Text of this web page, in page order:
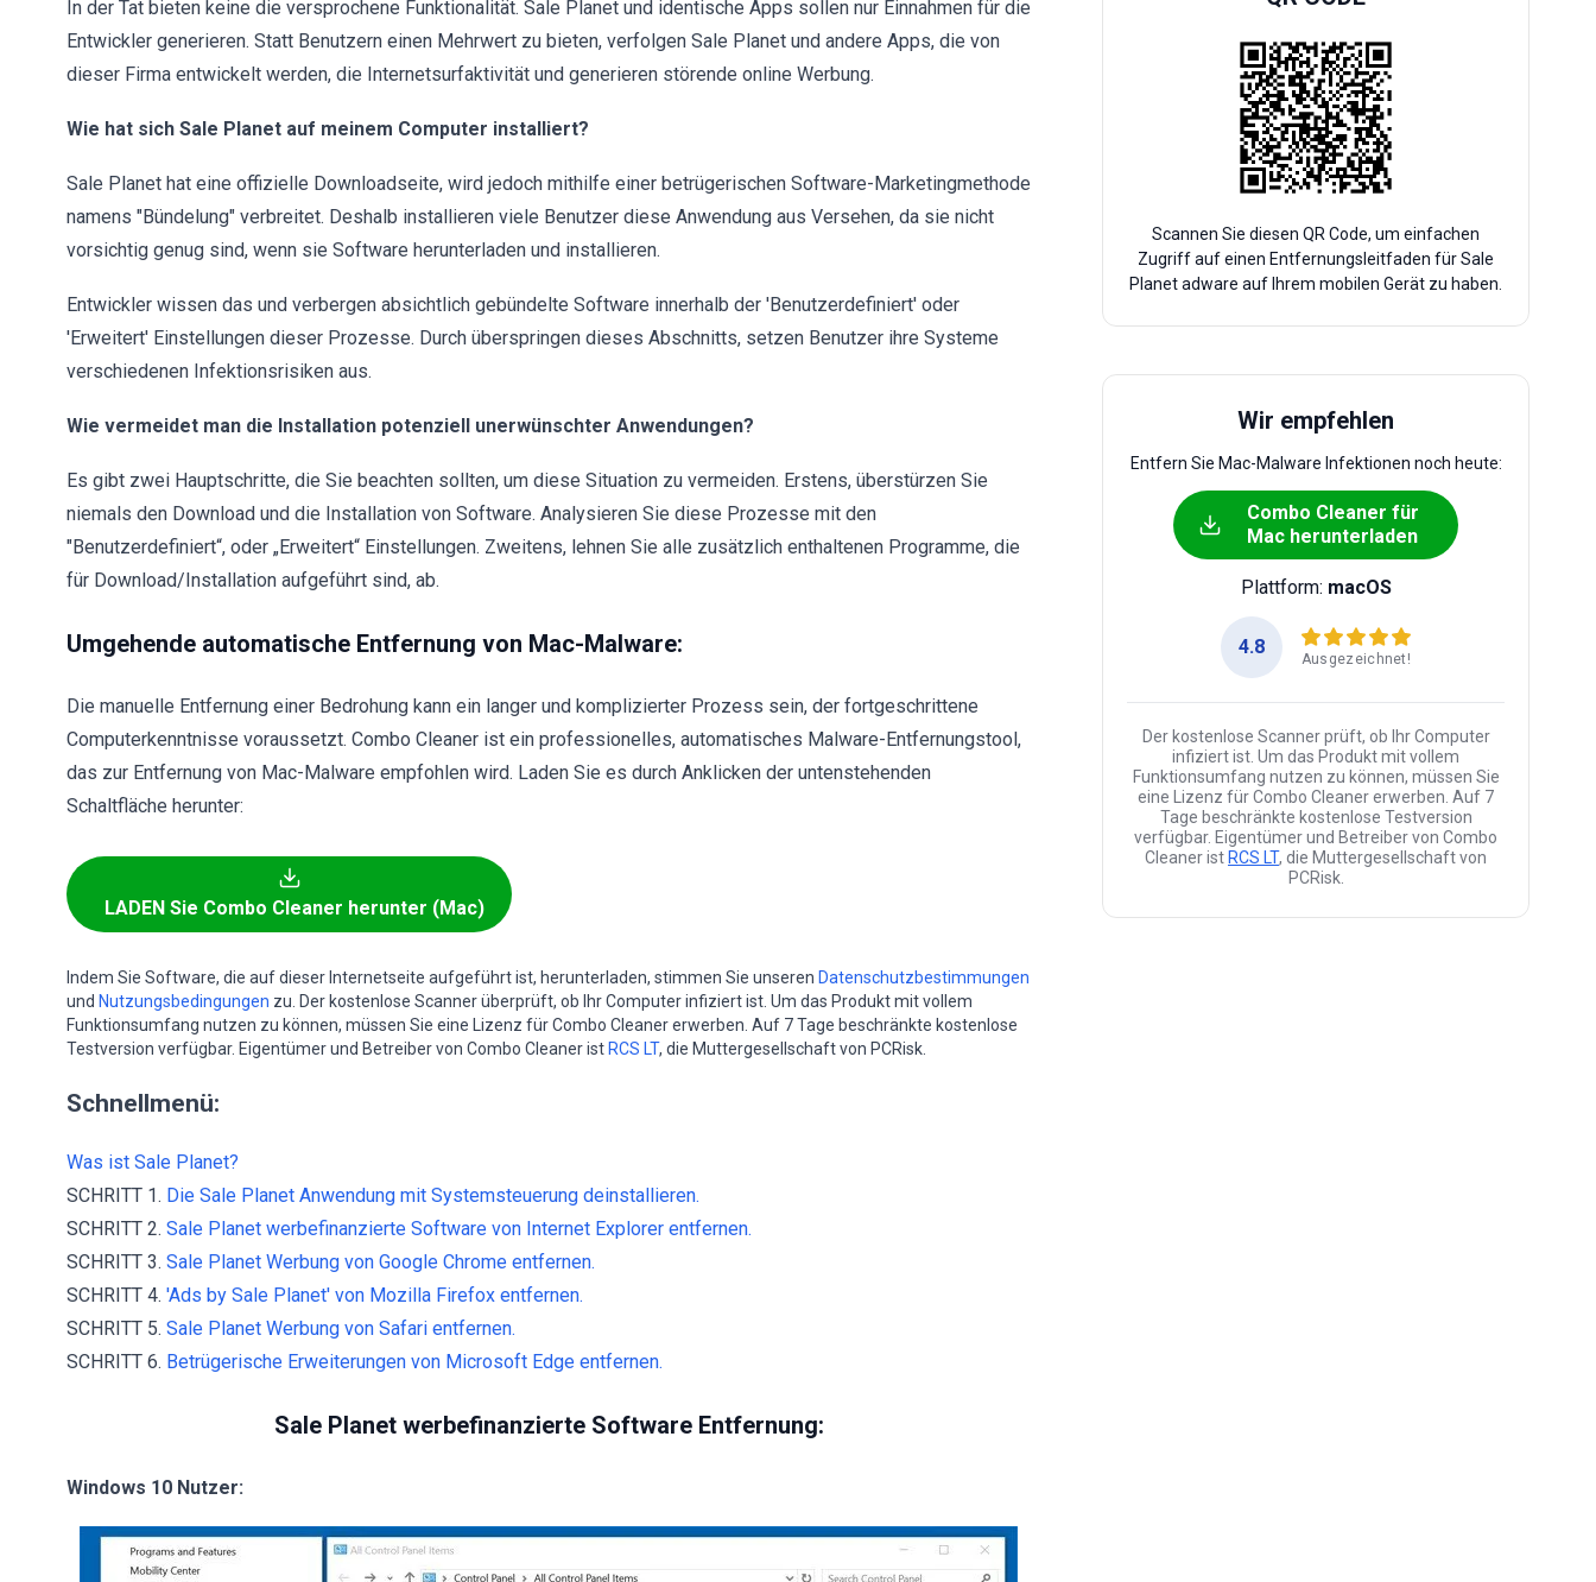
In der Tat bieten keine die versprochene Funktionalität. Sale Planet und identische Apps sollen nur Einnahmen für die
Entwickler generieren. Statt Benutzern einen Mehrwert zu bieten, verfolgen Sale Planet und andere Apps, die von
dieser Firma entwickelt werden, die Internetsurfaktivität und generieren störende online Werbung.
Wie hat sich Sale Planet auf meinem Computer installiert?
Sale Planet hat eine offizielle Downloadseite, wird jedoch mithilfe einer betrügerischen Software-Marketingmethode
namens "Bündelung" verbreitet. Deshalb installieren viele Benutzer diese Anwendung aus Versehen, da sie nicht
vorsichtig genug sind, wenn sie Software herunterladen und installieren.
Entwickler wissen das und verbergen absichtlich gebündelte Software innerhalb der 'Benutzerdefiniert' oder
'Erweitert' Einstellungen dieser Prozesse. Durch überspringen dieses Abschnitts, setzen Benutzer ihre Systeme
verschiedenen Infektionsrisiken aus.
Wie vermeidet man die Installation potenziell unerwünschter Anwendungen?
Es gibt zwei Hauptschritte, die Sie beachten sollten, um diese Situation zu vermeiden. Erstens, überstürzen Sie
niemals den Download und die Installation von Software. Analysieren Sie diese Prozesse mit den
"Benutzerdefiniert“, oder „Erweitert“ Einstellungen. Zweitens, lehnen Sie alle zusätzlich enthaltenen Programme, die
für Download/Installation aufgeführt sind, ab.
Umgehende automatische Entfernung von Mac-Malware:
Die manuelle Entfernung einer Bedrohung kann ein langer und komplizierter Prozess sein, der fortgeschrittene
Computerkenntnisse voraussetzt. Combo Cleaner ist ein professionelles, automatisches Malware-Entfernungstool,
das zur Entfernung von Mac-Malware empfohlen wird. Laden Sie es durch Anklicken der untenstehenden
Schaltfläche herunter:
LADEN Sie Combo Cleaner herunter (Mac)
Indem Sie Software, die auf dieser Internetseite aufgeführt ist, herunterladen, stimmen Sie unseren Datenschutzbestimmungen
und Nutzungsbedingungen zu. Der kostenlose Scanner überprüft, ob Ihr Computer infiziert ist. Um das Produkt mit vollem
Funktionsumfang nutzen zu können, müssen Sie eine Lizenz für Combo Cleaner erwerben. Auf 7 Tage beschränkte kostenlose
Testversion verfügbar. Eigentümer und Betreiber von Combo Cleaner ist RCS LT, die Muttergesellschaft von PCRisk.
Schnellmenü:
Was ist Sale Planet?
SCHRITT 1. Die Sale Planet Anwendung mit Systemsteuerung deinstallieren.
SCHRITT 2. Sale Planet werbefinanzierte Software von Internet Explorer entfernen.
SCHRITT 3. Sale Planet Werbung von Google Chrome entfernen.
SCHRITT 4. 'Ads by Sale Planet' von Mozilla Firefox entfernen.
SCHRITT 5. Sale Planet Werbung von Safari entfernen.
SCHRITT 6. Betrügerische Erweiterungen von Microsoft Edge entfernen.
Sale Planet werbefinanzierte Software Entfernung:
Windows 10 Nutzer:
Scannen Sie diesen QR Code, um einfachen
Zugriff auf einen Entfernungsleitfaden für Sale
Planet adware auf Ihrem mobilen Gerät zu haben.
Wir empfehlen
Entfern Sie Mac-Malware Infektionen noch heute:
Combo Cleaner für
Mac herunterladen
Plattform: macOS
4.8
Ausgezeichnet!
Der kostenlose Scanner prüft, ob Ihr Computer
infiziert ist. Um das Produkt mit vollem
Funktionsumfang nutzen zu können, müssen Sie
eine Lizenz für Combo Cleaner erwerben. Auf 7
Tage beschränkte kostenlose Testversion
verfügbar. Eigentümer und Betreiber von Combo
Cleaner ist RCS LT, die Muttergesellschaft von
PCRisk.